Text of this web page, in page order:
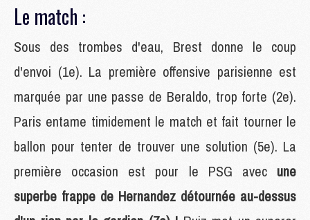
Le match :
Sous des trombes d'eau, Brest donne le coup
d'envoi (1e). La première offensive parisienne est
marquée par une passe de Beraldo, trop forte (2e).
Paris entame timidement le match et fait tourner le
ballon pour tenter de trouver une solution (5e). La
première occasion est pour le PSG avec une
superbe frappe de Hernandez détournée au-dessus